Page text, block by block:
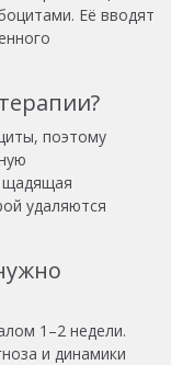
Её вводят
поэтому
щадящая
удаляются
1–2 недели.
и динамики